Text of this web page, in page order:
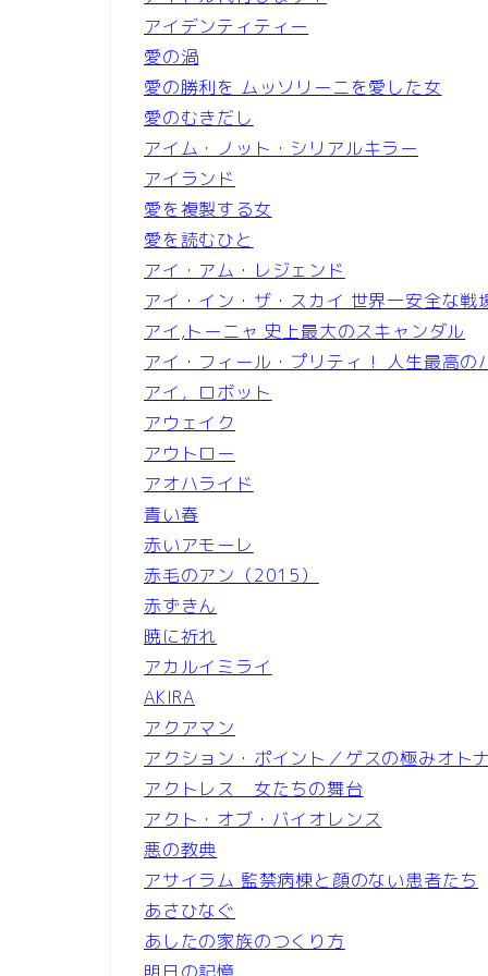
アイデンティティー
愛の渦
愛の勝利を ムッソリーニを愛した女
愛のむきだし
アイム・ノット・シリアルキラー
アイランド
愛を複製する女
愛を読むひと
アイ・アム・レジェンド
アイ・イン・ザ・スカイ 世界一安全な戦
アイ,トーニャ 史上最大のスキャンダル
アイ・フィール・プリティ！ 人生最高の
アイ，ロボット
アウェイク
アウトロー
アオハライド
青い春
赤いアモーレ
赤毛のアン（2015）
赤ずきん
暁に祈れ
アカルイミライ
AKIRA
アクアマン
アクション・ポイント／ゲスの極みオト
アクトレス 女たちの舞台
アクト・オブ・バイオレンス
悪の教典
アサイラム 監禁病棟と顔のない患者たち
あさひなぐ
あしたの家族のつくり方